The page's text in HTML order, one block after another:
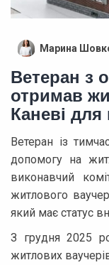
Марина
Ветеран з
отримав
Каневі
Ветеран із
допомогу на
виконавчий
житлового
який має статус
З грудня 2025
житлових